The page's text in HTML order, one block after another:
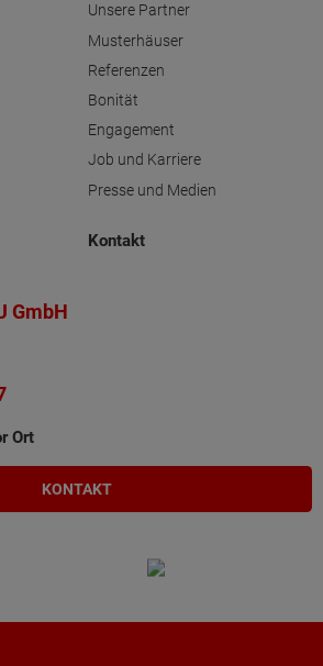
Unsere Partner
Musterhäuser
Referenzen
Bonität
Engagement
Job und Karriere
Presse und Medien
Kontakt
GmbH
Ort
KONTAKT